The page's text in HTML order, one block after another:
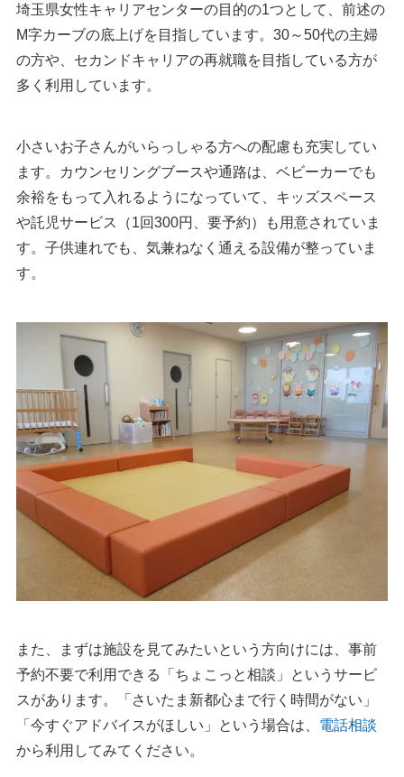
埼玉県女性キャリアセンターの目的の1つとして、前述の
M字カーブの底上げを目指しています。30～50代の主婦
の方や、セカンドキャリアの再就職を目指している方が
多く利用しています。
小さいお子さんがいらっしゃる方への配慮も充実してい
ます。カウンセリングブースや通路は、ベビーカーでも
余裕をもって入れるようになっていて、キッズスペース
や託児サービス（1回300円、要予約）も用意されていま
す。子供連れでも、気兼ねなく通える設備が整っていま
す。
また、まずは施設を見てみたいという方向けには、事前
予約不要で利用できる「ちょこっと相談」というサービ
スがあります。「さいたま新都心まで行く時間がない」
「今すぐアドバイスがほしい」という場合は、 電話相談
から利用してみてください。